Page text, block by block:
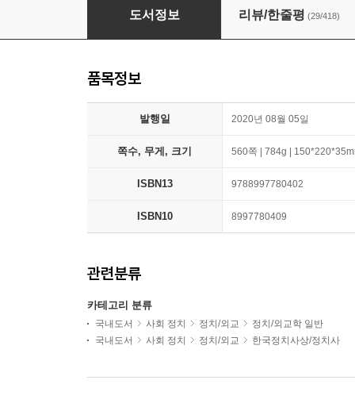
검찰개혁과 촛불시민
도서정보 리뷰/한줄평 (29/418)
품목정보
발행일 2020년 08월 05일
쪽수, 무게, 크기 560쪽 | 784g |
ISBN13 9788997780402
ISBN10 8997780409
관련분류
카테고리 분류
국내도서 사회 정치 정치/외교
정치/외교학 일반
국내도서
사회 정치 정치/외교 한국정치사상/정치사